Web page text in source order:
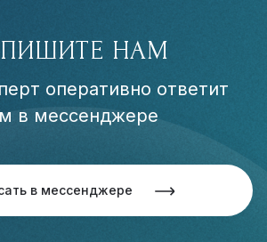
НАМ
оперативно ответит
в мессенджере
в мессенджере